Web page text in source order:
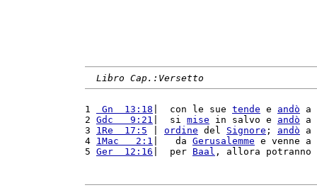
Libro Cap.:Versetto
1 Gn  13:18 |  con le sue tende e andò a
2 Gdc   9:21 |  si mise in salvo e andò a
3 1Re  17:5 ordine del Signore ; andò a
4 1Mac   2:1 |   da Gerusalemme e venne a
5 Ger  12:16 |  per Baal , allora potranno